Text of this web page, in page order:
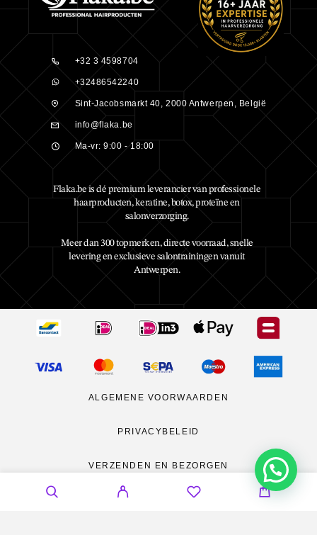
+32 3 4598704
+32486542240
Sint-Jacobsmarkt 40, 2000 Antwerpen, België
info@flaka.be
Ma-vr: 9:00 - 18:00
Flaka.be is dé premium leverancier van professionele
haarproducten, keratine, botox, proteïne en
salonverzorging.
Meer dan 300 topmerken, directe voorraad, snelle
levering en exclusieve salontrainingen vanuit
Antwerpen.
ALGEMENE VOORWAARDEN
PRIVACYBELEID
VERZENDEN EN BEZORGEN
RETOURNEREN CONTACT